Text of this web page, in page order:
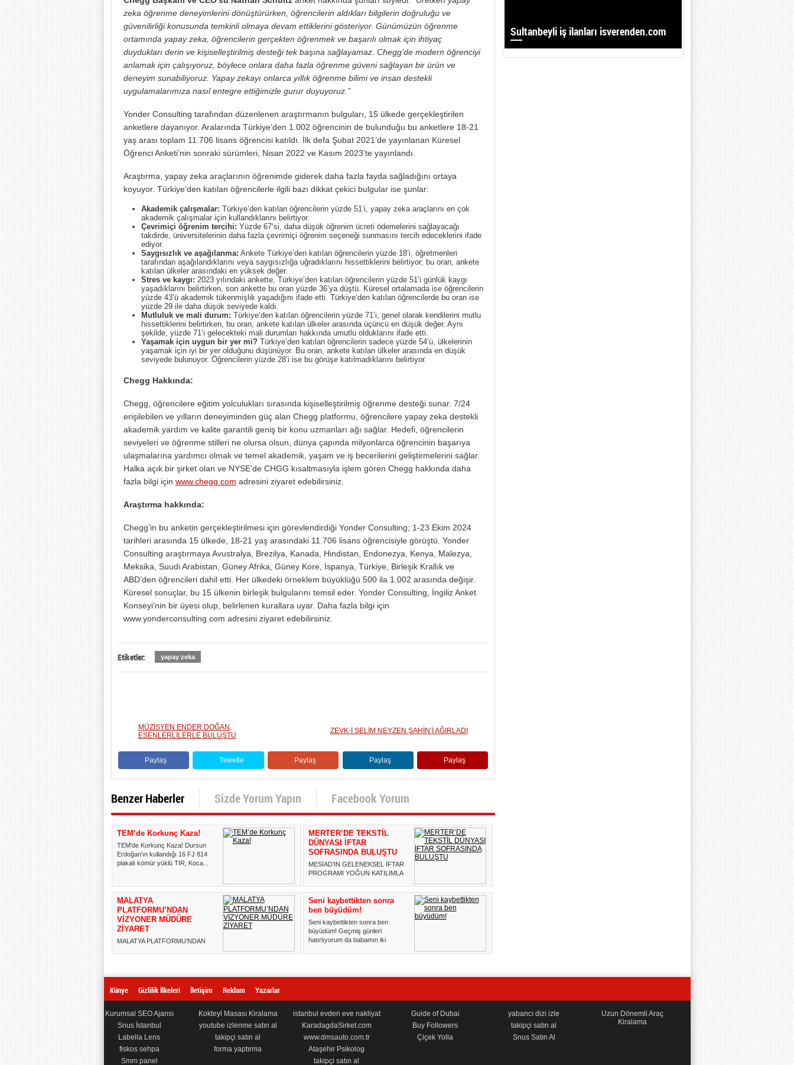
zeka öğrenme deneyimlerini dönüştürürken, öğrencilerin aldıkları bilgilerin doğruluğu ve
güvenilirliği konusunda temkinli olmaya devam ettiklerini gösteriyor. Günümüzün öğrenme
ortamında yapay zeka, öğrencilerin gerçekten öğrenmek ve başarılı olmak için ihtiyaç
duydukları derin ve kişiselleştirilmiş desteği tek başına sağlayamaz. Chegg’de modern öğrenciyi
anlamak için çalışıyoruz, böylece onlara daha fazla öğrenme güveni sağlayan bir ürün ve
deneyim sunabiliyoruz. Yapay zekayı onlarca yıllık öğrenme bilimi ve insan destekli
uygulamalarımıza nasıl entegre ettiğimizle gurur duyuyoruz.”
Yonder Consulting tarafından düzenlenen araştırmanın bulguları, 15 ülkede gerçekleştirilen
anketlere dayanıyor. Aralarında Türkiye’den 1.002 öğrencinin de bulunduğu bu anketlere 18-21
yaş arası toplam 11.706 lisans öğrencisi katıldı. İlk defa Şubat 2021’de yayınlanan Küresel
Öğrenci Anketi’nin sonraki sürümleri, Nisan 2022 ve Kasım 2023’te yayınlandı.
Araştırma, yapay zeka araçlarının öğrenimde giderek daha fazla fayda sağladığını ortaya
koyuyor. Türkiye’den katılan öğrencilerle ilgili bazı dikkat çekici bulgular ise şunlar:
Akademik çalışmalar: Türkiye’den katılan öğrencilerin yüzde 51’i, yapay zeka araçlarını en çok
akademik çalışmalar için kullandıklarını belirtiyor.
Çevrimiçi öğrenim tercihi: Yüzde 67’si, daha düşük öğrenim ücreti ödemelerini sağlayacağı
takdirde, üniversitelerinin daha fazla çevrimiçi öğrenim seçeneği sunmasını tercih edeceklerini ifade
ediyor.
Saygısızlık ve aşağılanma: Ankete Türkiye’den katılan öğrencilerin yüzde 18’i, öğretmenleri
tarafından aşağılandıklarını veya saygısızlığa uğradıklarını hissettiklerini belirtiyor; bu oran, ankete
katılan ülkeler arasındaki en yüksek değer.
Stres ve kaygı: 2023 yılındaki ankette, Türkiye’den katılan öğrencilerin yüzde 51’i günlük kaygı
yaşadıklarını belirtirken, son ankette bu oran yüzde 36’ya düştü. Küresel ortalamada ise öğrencilerin
yüzde 43’ü akademik tükenmişlik yaşadığını ifade etti. Türkiye’den katılan öğrencilerde bu oran ise
yüzde 29 ile daha düşük seviyede kaldı.
Mutluluk ve mali durum: Türkiye’den katılan öğrencilerin yüzde 71’i, genel olarak kendilerini mutlu
hissettiklerini belirtirken, bu oran, ankete katılan ülkeler arasında üçüncü en düşük değer. Aynı
şekilde, yüzde 71’i gelecekteki mali durumları hakkında umutlu olduklarını ifade etti.
Yaşamak için uygun bir yer mi?Türkiye’den katılan öğrencilerin sadece yüzde 54’ü, ülkelerinin
yaşamak için iyi bir yer olduğunu düşünüyor. Bu oran, ankete katılan ülkeler arasında en düşük
seviyede bulunuyor. Öğrencilerin yüzde 28’i ise bu görüşe katılmadıklarını belirtiyor.
Chegg Hakkında:
Chegg, öğrencilere eğitim yolculukları sırasında kişiselleştirilmiş öğrenme desteği sunar. 7/24
erişilebilen ve yılların deneyiminden güç alan Chegg platformu, öğrencilere yapay zeka destekli
akademik yardım ve kalite garantili geniş bir konu uzmanları ağı sağlar. Hedefi, öğrencilerin
seviyeleri ve öğrenme stilleri ne olursa olsun, dünya çapında milyonlarca öğrencinin başarıya
ulaşmalarına yardımcı olmak ve temel akademik, yaşam ve iş becerilerini geliştirmelerini sağlar.
Halka açık bir şirket olan ve NYSE’de CHGG kısaltmasıyla işlem gören Chegg hakkında daha
fazla bilgi için www.chegg.com adresini ziyaret edebilirsiniz.
Araştırma hakkında:
Chegg’in bu anketin gerçekleştirilmesi için görevlendirdiği Yonder Consulting; 1-23 Ekim 2024
tarihleri arasında 15 ülkede, 18-21 yaş arasındaki 11.706 lisans öğrencisiyle görüştü. Yonder
Consulting araştırmaya Avustralya, Brezilya, Kanada, Hindistan, Endonezya, Kenya, Malezya,
Meksika, Suudi Arabistan, Güney Afrika, Güney Kore, İspanya, Türkiye, Birleşik Krallık ve
ABD’den öğrencileri dahil etti. Her ülkedeki örneklem büyüklüğü 500 ila 1.002 arasında değişir.
Küresel sonuçlar, bu 15 ülkenin birleşik bulgularını temsil eder. Yonder Consulting, İngiliz Anket
Konseyi’nin bir üyesi olup, belirlenen kurallara uyar. Daha fazla bilgi için
www.yonderconsulting.com adresini ziyaret edebilirsiniz.
Etiketler: yapay zeka
MÜZİSYEN ENDER DOĞAN,
ESENLERLİLERLE BULUŞTU
ZEVK-İ SELİM NEYZEN ŞAHİN’İ AĞIRLADI
Paylaş Tweetle Paylaş Paylaş Paylaş
Benzer Haberler Sizde Yorum Yapın Facebook Yorum
TEM’de Korkunç Kaza!
TEM'de Korkunç Kaza! Dursun
Erdoğan'ın kullandığı 16 FJ 814
plakalı kömür yüklü TIR, Koca...
MERTER’DE TEKSTİL
DÜNYASI İFTAR
SOFRASINDA BULUŞTU
MESİAD’IN GELENEKSEL İFTAR
PROGRAMI YOĞUN KATILIMLA
İş Ada...
MALATYA
PLATFORMU’NDAN
VİZYONER MÜDÜRE
ZİYARET
MALATYA PLATFORMU’NDAN
Seni kaybettikten sonra
ben büyüdüm!
Seni kaybettikten sonra ben
büyüdüm! Geçmiş günleri
hatırlıyorum da babamın iki
Sultanbeyli iş ilanları isverenden.com
Künye Gizlilik İlkeleri İletişim Reklam Yazarlar
Kurumsal SEO Ajansı
Snus İstanbul
Labella Lens
fiskos sehpa
Smm panel
Kokteyl Masası Kiralama
youtube izlenme satın al
takipçi satın al
forma yaptırma
istanbul evden eve nakliyat
KaradagdaSirket.com
www.dmsauto.com.tr
Ataşehir Psikolog
takipçi satın al
Guide of Dubai
Buy Followers
Çiçek Yolla
yabancı dizi izle
takipçi satın al
Snus Satın Al
Uzun Dönemli Araç
Kiralama